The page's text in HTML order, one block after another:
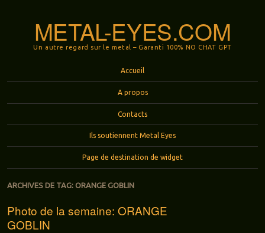
METAL-EYES.COM
Un autre regard sur le metal – Garanti 100% NO CHAT GPT
Accueil
A propos
Contacts
Ils soutiennent Metal Eyes
Page de destination de widget
ARCHIVES DE TAG: ORANGE GOBLIN
Photo de la semaine: ORANGE
GOBLIN